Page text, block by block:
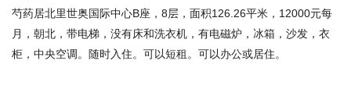
芍药居北里世奥国际中心B座，8层，面积126.26平米，12000元每
月，朝北，带电梯，没有床和洗衣机，有电磁炉，冰箱，沙发，衣
柜，中央空调。随时入住。可以短租。可以办公或居住。